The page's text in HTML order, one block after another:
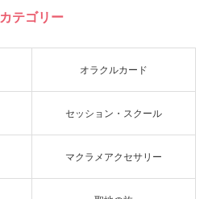
カテゴリー
オラクルカード
セッション・スクール
マクラメアクセサリー